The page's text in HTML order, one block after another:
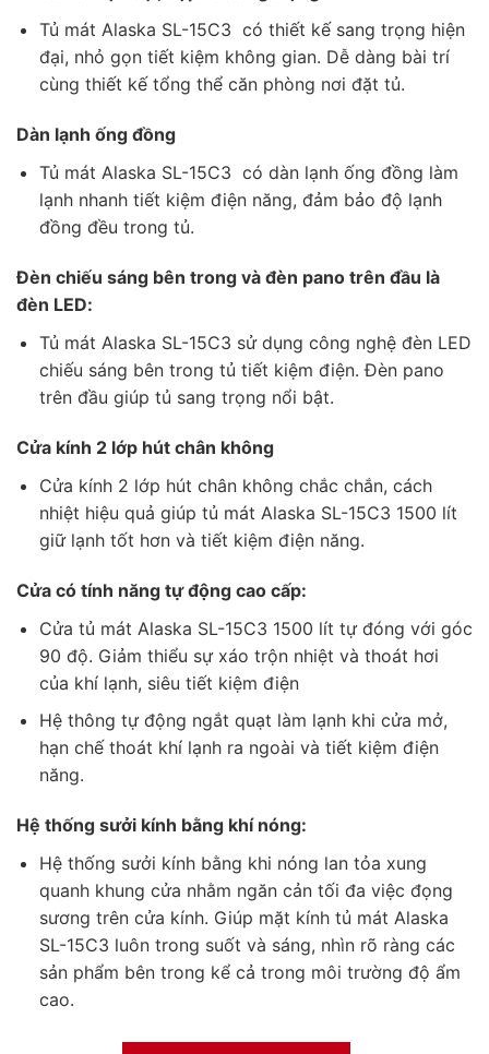
Tủ mát Alaska SL-15C3 có thiết kế sang trọng hiện
đại, nhỏ gọn tiết kiệm không gian. Dễ dàng bài trí
cùng thiết kế tổng thể căn phòng nơi đặt tủ.
Dàn lạnh ống đồng
Tủ mát Alaska SL-15C3 có dàn lạnh ống đồng làm
lạnh nhanh tiết kiệm điện năng, đảm bảo độ lạnh
đồng đều trong tủ.
Đèn chiếu sáng bên trong và đèn pano trên đầu là
đèn LED:
Tủ mát Alaska SL-15C3 sử dụng công nghệ đèn LED
chiếu sáng bên trong tủ tiết kiệm điện. Đèn pano
trên đầu giúp tủ sang trọng nổi bật.
Cửa kính 2 lớp hút chân không
Cửa kính 2 lớp hút chân không chắc chắn, cách
nhiệt hiệu quả giúp tủ mát Alaska SL-15C3 1500 lít
giữ lạnh tốt hơn và tiết kiệm điện năng.
Cửa có tính năng tự động cao cấp:
Cửa tủ mát Alaska SL-15C3 1500 lít tự đóng với góc
90 độ. Giảm thiểu sự xáo trộn nhiệt và thoát hơi
của khí lạnh, siêu tiết kiệm điện
Hệ thông tự động ngắt quạt làm lạnh khi cửa mở,
hạn chế thoát khí lạnh ra ngoài và tiết kiệm điện
năng.
Hệ thống sưởi kính bằng khí nóng:
Hệ thống sưởi kính bằng khi nóng lan tỏa xung
quanh khung cửa nhằm ngăn cản tối đa việc đọng
sương trên cửa kính. Giúp mặt kính tủ mát Alaska
SL-15C3 luôn trong suốt và sáng, nhìn rõ ràng các
sản phẩm bên trong kể cả trong môi trường độ ẩm
cao.
Độ mát sâu và đồng đều